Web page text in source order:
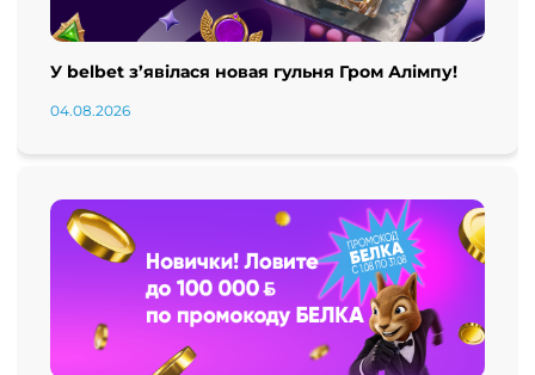
У belbet з’явілася новая гульня Гром Алімпу!
04.08.2026